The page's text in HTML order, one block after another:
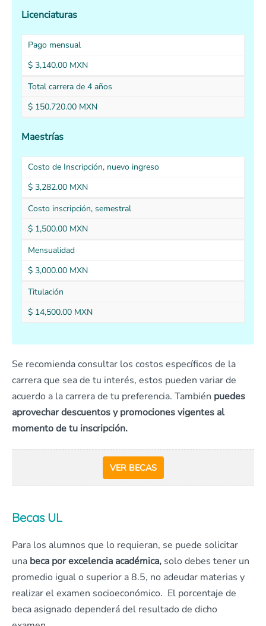
Licenciaturas
Pago mensual
$ 3,140.00 MXN
Total carrera de 4 años
$ 150,720.00 MXN
Maestrías
Costo de Inscripción, nuevo ingreso
$ 3,282.00 MXN
Costo inscripción, semestral
$ 1,500.00 MXN
Mensualidad
$ 3,000.00 MXN
Titulación
$ 14,500.00 MXN
Se recomienda consultar los costos específicos de la
carrera que sea de tu interés, estos pueden variar de
acuerdo a la carrera de tu preferencia. También puedes
aprovechar descuentos y promociones vigentes al
momento de tu inscripción.
VER BECAS
Becas UL
Para los alumnos que lo requieran, se puede solicitar
una beca por excelencia académica, solo debes tener un
promedio igual o superior a 8.5, no adeudar materias y
realizar el examen socioeconómico. El porcentaje de
beca asignado dependerá del resultado de dicho